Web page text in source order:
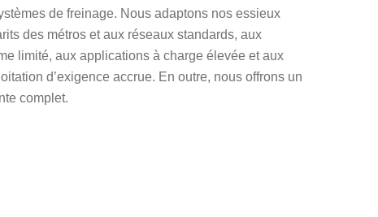
de freinage. Nous adaptons nos essieux
des métros et aux réseaux standards, aux
limité, aux applications à charge élevée et aux
d’exigence accrue. En outre, nous offrons un
complet.